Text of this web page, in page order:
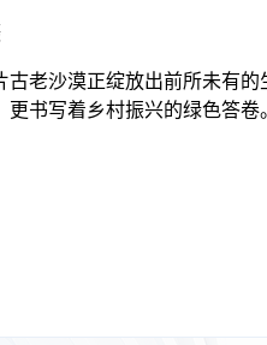
沙漠正绽放出前所未有的
书写着乡村振兴的绿色答卷